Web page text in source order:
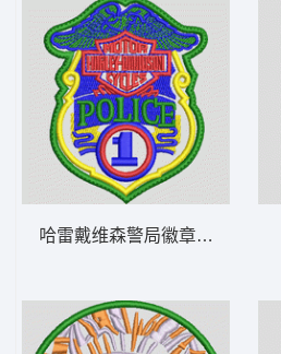
哈雷戴维森警局徽章 章标